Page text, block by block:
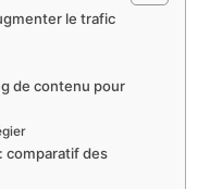
le trafic
de contenu pour
comparatif des